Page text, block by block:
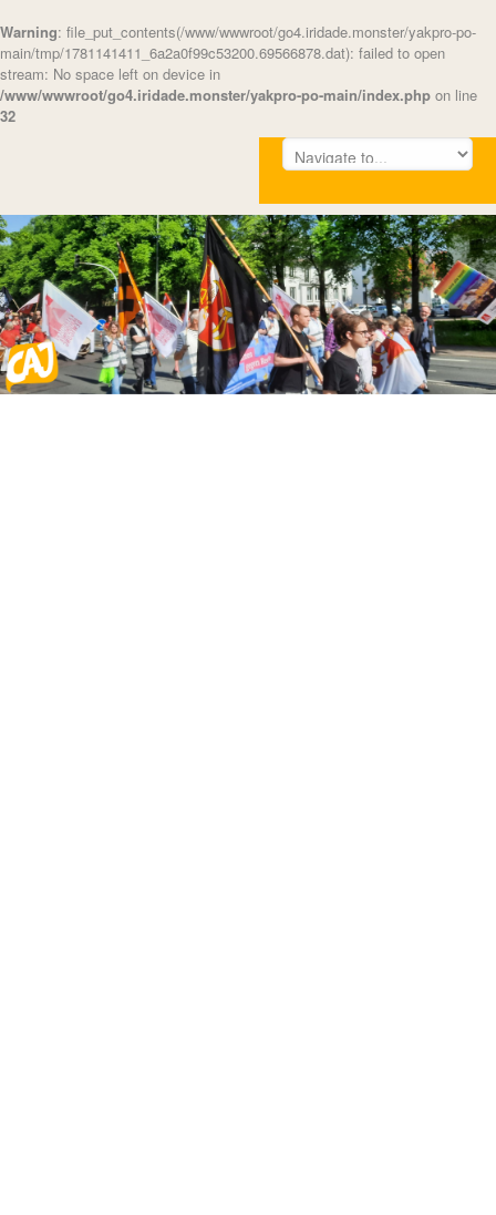
Warning: file_put_contents(/www/wwwroot/go4.iridade.monster/yakpro-po-
main/tmp/1781141411_6a2a0f99c53200.69566878.dat): failed to open
stream: No space left on device in
/www/wwwroot/go4.iridade.monster/yakpro-po-main/index.php on line
32